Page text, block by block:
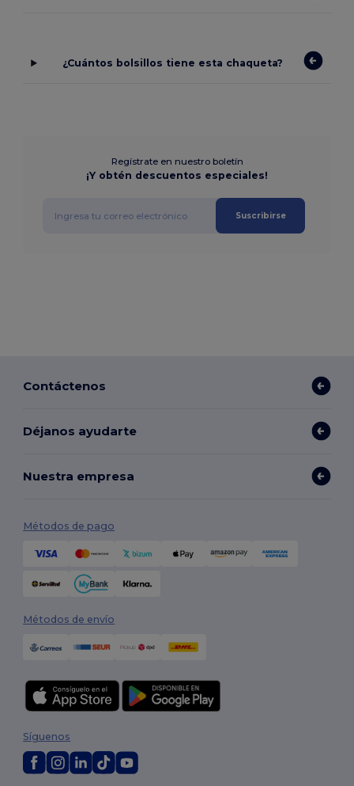
¿Cuántos bolsillos tiene esta chaqueta?
Regístrate en nuestro boletín
¡Y obtén descuentos especiales!
Suscribirse
Contáctenos
Déjanos ayudarte
Nuestra empresa
Métodos de pago
Métodos de envío
Síguenos